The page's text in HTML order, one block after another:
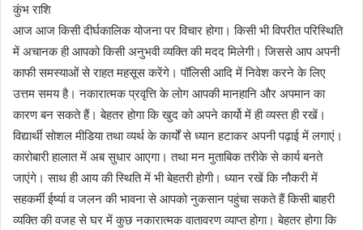
कुंभ राशि
आज आज किसी दीर्घकालिक योजना पर विचार होगा। किसी भी विपरीत परिस्थिति
में अचानक ही आपको किसी अनुभवी व्यक्ति की मदद मिलेगी। जिससे आप अपनी
काफी समस्याओं से राहत महसूस करेंगे। पॉलिसी आदि में निवेश करने के लिए
उत्तम समय है। नकारात्मक प्रवृत्ति के लोग आपकी मानहानि और अपमान का
कारण बन सकते हैं। बेहतर होगा कि खुद को अपने कार्यो में ही व्यस्त ही रखें।
विद्यार्थी सोशल मीडिया तथा व्यर्थ के कार्यों से ध्यान हटाकर अपनी पढ़ाई में लगाएं।
कारोबारी हालात में अब सुधार आएगा। तथा मन मुताबिक तरीके से कार्य बनते
जाएंगे। साथ ही आय की स्थिति में भी बेहतरी होगी। ‌ध्यान रखें कि नौकरी में
सहकर्मी ईर्ष्या व जलन की भावना से आपको नुकसान पहुंचा सकते हैं किसी बाहरी
व्यक्ति की वजह से घर में कुछ नकारात्मक वातावरण व्याप्त होगा। बेहतर होगा कि